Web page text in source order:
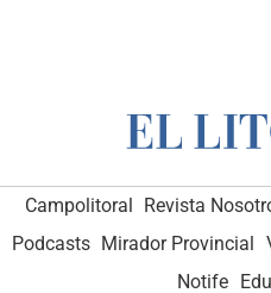
Campolitoral Revista
Podcasts Mirador Provincial
Notife